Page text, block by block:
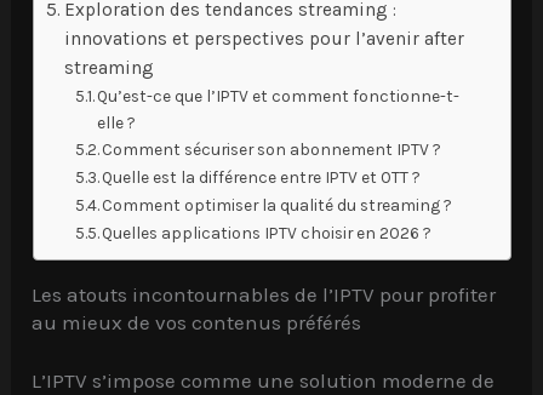
Exploration des tendances streaming :
innovations et perspectives pour l’avenir after
streaming
Qu’est-ce que l’IPTV et comment fonctionne-t-
elle ?
Comment sécuriser son abonnement IPTV ?
Quelle est la différence entre IPTV et OTT ?
Comment optimiser la qualité du streaming ?
Quelles applications IPTV choisir en 2026 ?
Les atouts incontournables de l’IPTV pour profiter
au mieux de vos contenus préférés
L’IPTV s’impose comme une solution moderne de